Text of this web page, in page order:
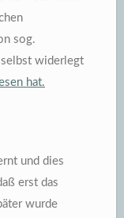
sog.
widerlegt
hat.
und dies
erst das
wurde